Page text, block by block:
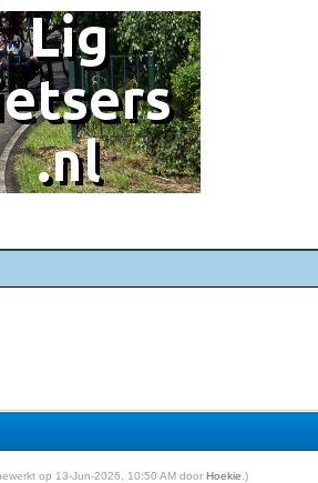
op 13-Jun-2026, 10:50 AM doorHoekie .)